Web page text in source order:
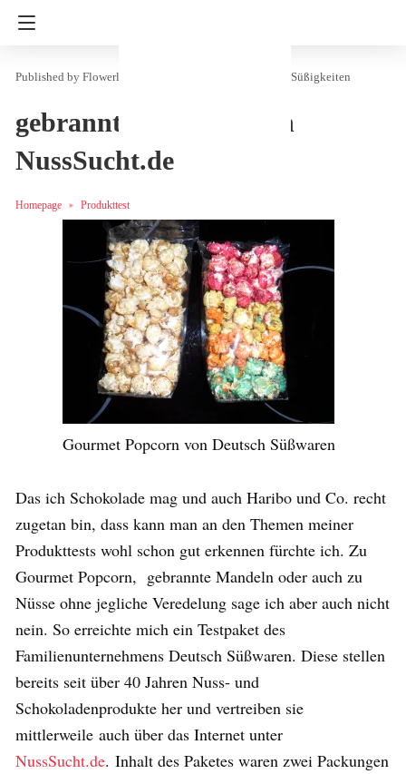
Flowerly Süßigkeiten
gebrannte Mandeln von
NussSucht.de
Homepage Produkttest
Gourmet Popcorn von Deutsch Süßwaren
Das ich Schokolade mag und auch Haribo und Co. recht
zugetan bin, dass kann man an den Themen meiner
Produkttests wohl schon gut erkennen fürchte ich. Zu
Gourmet Popcorn, gebrannte Mandeln oder auch zu
Nüsse ohne jegliche Veredelung sage ich aber auch nicht
nein. So erreichte mich ein Testpaket des
Familienunternehmens Deutsch Süßwaren. Diese stellen
bereits seit über 40 Jahren Nuss- und
Schokoladenprodukte her und vertreiben sie
mittlerweile auch über das Internet unter
NussSucht.de. Inhalt des Paketes waren zwei Packungen